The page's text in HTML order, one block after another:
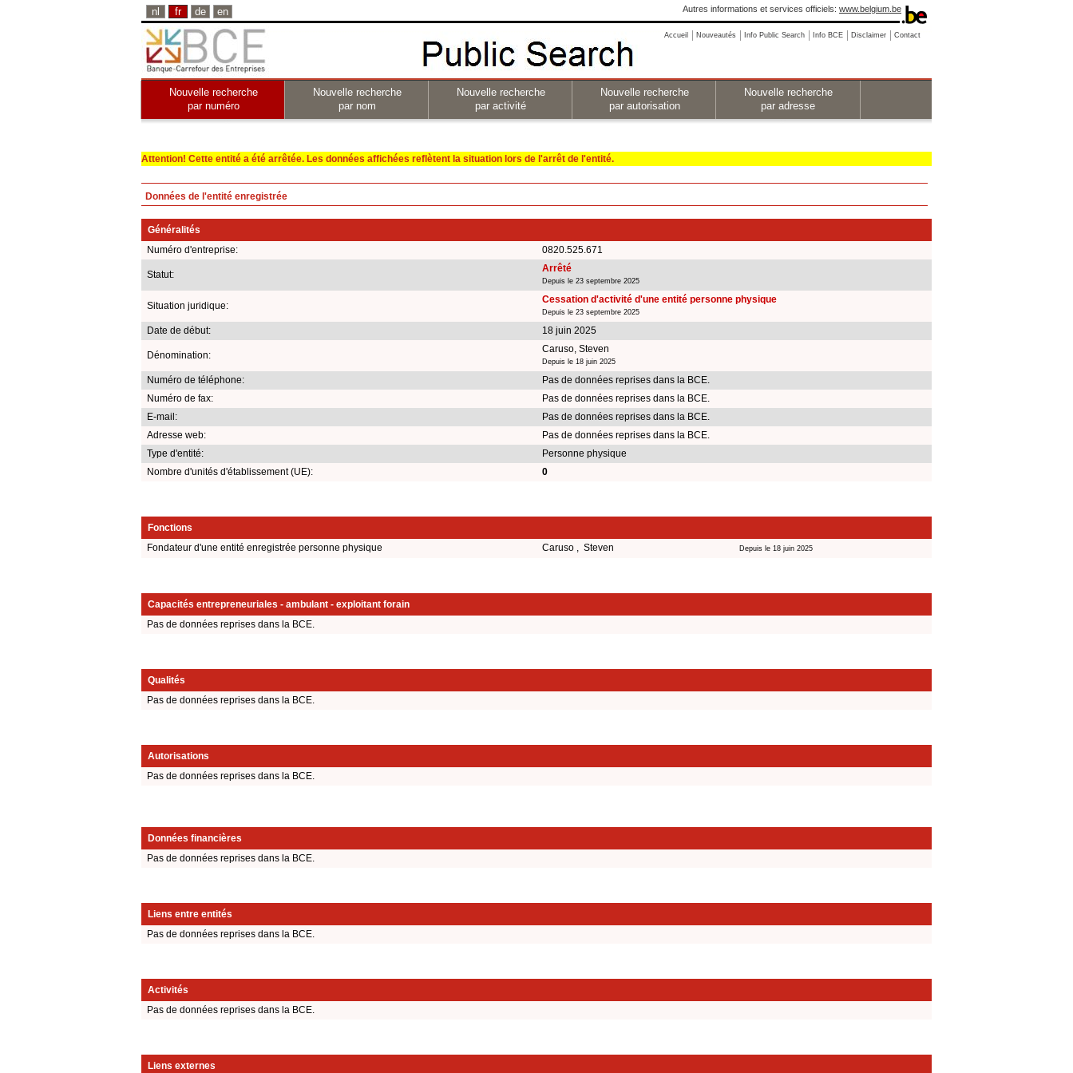
nl fr de en Autres informations et services officiels: www.belgium.be
Accueil Nouveautés Info Public Search Info BCE Disclaimer Contact
Nouvelle recherche
par numéro
Nouvelle recherche
par nom
Nouvelle recherche
par activité
Nouvelle recherche
par autorisation
Nouvelle recherche
par adresse
Attention! Cette entité a été arrêtée. Les données affichées reflètent la situation lors de l'arrêt de l'entité.
Données de l'entité enregistrée
Généralités
Numéro d'entreprise:
0820.525.671
Statut:
Arrêté
Depuis le 23 septembre 2025
Situation juridique:
Cessation d'activité d'une entité personne physique
Depuis le 23 septembre 2025
Date de début: 18 juin 2025
Dénomination:
Caruso, Steven
Depuis le 18 juin 2025
Numéro de téléphone:
Pas de données reprises dans la BCE.
Numéro de fax:
Pas de données reprises dans la BCE.
E-mail:
Pas de données reprises dans la BCE.
Adresse web:
Pas de données reprises dans la BCE.
Type d'entité:
Personne physique
Nombre d'unités d'établissement (UE):
0
Fonctions
Fondateur d'une entité enregistrée personne physique
Caruso , Steven Depuis le 18 juin 2025
Capacités entrepreneuriales - ambulant - exploitant forain
Pas de données reprises dans la BCE.
Qualités
Pas de données reprises dans la BCE.
Autorisations
Pas de données reprises dans la BCE.
Données financières
Pas de données reprises dans la BCE.
Liens entre entités
Pas de données reprises dans la BCE.
Activités
Pas de données reprises dans la BCE.
Liens externes